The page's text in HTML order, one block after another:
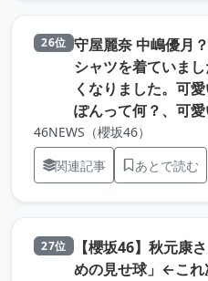
26位 守屋麗奈 中嶋優月
シャツを着ていま
くなりました。可
ぽんって何？、可
46NEWS（櫻坂46）
関連記事
あとで読む
27位
【櫻坂46】秋元康
めの見せ球」←これ